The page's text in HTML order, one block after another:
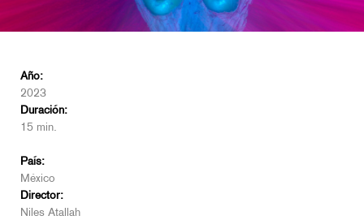
Año:
2023
Duración:
15 min.
País:
México
Director:
Niles Atallah